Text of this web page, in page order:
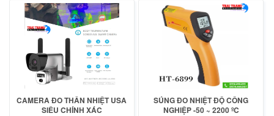
SÚNG ĐO NHIỆT ĐỘ CÔNG
NGHIỆP -50 ~ 2200 ºC
CAMERA ĐO THÂN NHIỆT USA
SIÊU CHÍNH XÁC